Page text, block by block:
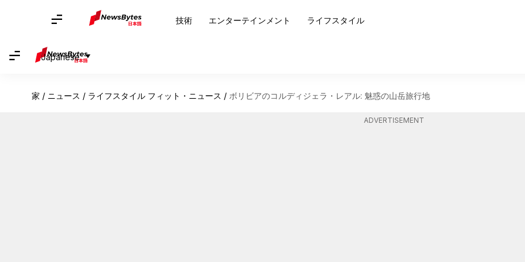
技術 エンターテインメント ライフスタイル
Japanese
家 / ニュース / ライフスタイル フィット・ニュース / ボリビアのコルディジェラ・レアル: 魅惑の山岳旅行地
ADVERTISEMENT